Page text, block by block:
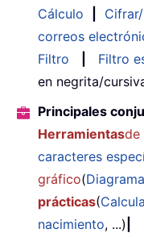
Cálculo
correos
Filtro
Filtro
en negrita/
Principales
Herramientasde
caracteres
gráfico(
prácticas(
nacimiento, ...)